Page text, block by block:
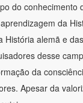
do conhecimento
da
História alemã e
desse
da
Apesar da